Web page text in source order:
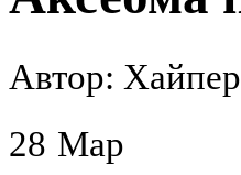
Автор:
28 Мар